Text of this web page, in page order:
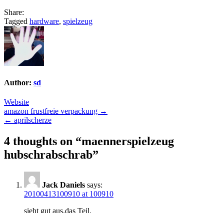
Share:
Tagged hardware, spielzeug
Author: sd
Website
Post
navigation
amazon frustfreie verpackung →
← aprilscherze
4 thoughts on “maennerspielzeug
hubschrabschrab”
Jack Daniels says:
20100413100910 at 100910
sieht gut aus,das Teil.